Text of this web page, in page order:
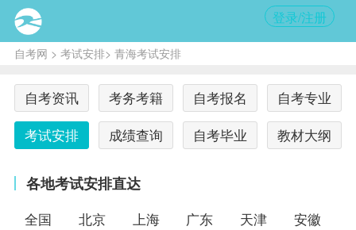
登录/注册
自考网 > 考试安排> 青海考试安排
自考资讯 考务考籍 自考报名
自考专业
考试安排
成绩查询 自考毕业 教材大纲
各地考试安排直达
全国 北京 上海 广东 天津
安徽